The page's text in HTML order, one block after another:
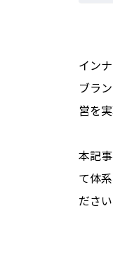
イン
ブラ
営を
本記
て体
ださい